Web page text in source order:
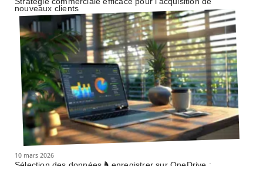
nouveaux clients
10 mars 2026
Sélection des données à enregistrer sur OneDrive :